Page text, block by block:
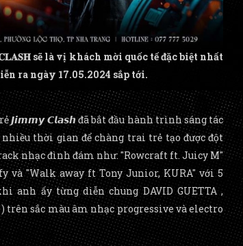
sẽ là vị khách mời quốc tế đặc biệt nhất
ra ngày 17.05.2024 sắp tới.
𝙅𝙞𝙢𝙢𝙮 𝘾𝙡𝙖𝙨𝙝 đã bắt đầu hành trình sáng tác
thời gian để chàng trai trẻ tạo được đột
nhạc đình đám như: "Rowcraft ft. Juicy M"
"Walk away ft Tony Junior, KURA" với 5
anh ấy từng diễn chung DAVID GUETTA ,
) trên sắc màu âm nhạc progressive và electro